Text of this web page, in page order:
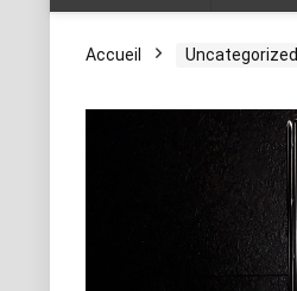
Accueil Uncategorized